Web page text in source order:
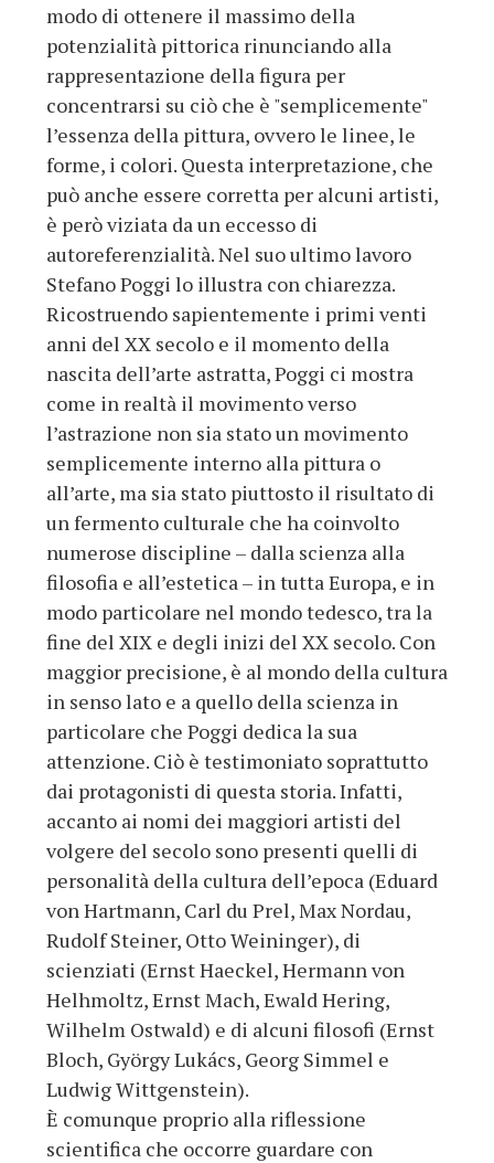
modo di ottenere il massimo della
potenzialità pittorica rinunciando alla
rappresentazione della figura per
concentrarsi su ciò che è "semplicemente"
l’essenza della pittura, ovvero le linee, le
forme, i colori. Questa interpretazione, che
può anche essere corretta per alcuni artisti,
è però viziata da un eccesso di
autoreferenzialità. Nel suo ultimo lavoro
Stefano Poggi lo illustra con chiarezza.
Ricostruendo sapientemente i primi venti
anni del XX secolo e il momento della
nascita dell’arte astratta, Poggi ci mostra
come in realtà il movimento verso
l’astrazione non sia stato un movimento
semplicemente interno alla pittura o
all’arte, ma sia stato piuttosto il risultato di
un fermento culturale che ha coinvolto
numerose discipline – dalla scienza alla
filosofia e all’estetica – in tutta Europa, e in
modo particolare nel mondo tedesco, tra la
fine del XIX e degli inizi del XX secolo. Con
maggior precisione, è al mondo della cultura
in senso lato e a quello della scienza in
particolare che Poggi dedica la sua
attenzione. Ciò è testimoniato soprattutto
dai protagonisti di questa storia. Infatti,
accanto ai nomi dei maggiori artisti del
volgere del secolo sono presenti quelli di
personalità della cultura dell’epoca (Eduard
von Hartmann, Carl du Prel, Max Nordau,
Rudolf Steiner, Otto Weininger), di
scienziati (Ernst Haeckel, Hermann von
Helhmoltz, Ernst Mach, Ewald Hering,
Wilhelm Ostwald) e di alcuni filosofi (Ernst
Bloch, György Lukács, Georg Simmel e
Ludwig Wittgenstein).
È comunque proprio alla riflessione
scientifica che occorre guardare con